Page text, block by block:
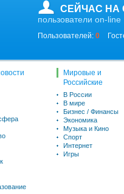
СЕЙЧАС НА
пользователи on-line
Пользователей: 0
Мировые и
Российские
В России
В мире
Бизнес / Финансы
Экономика
Музыка и Кино
Спорт
Интернет
Игры